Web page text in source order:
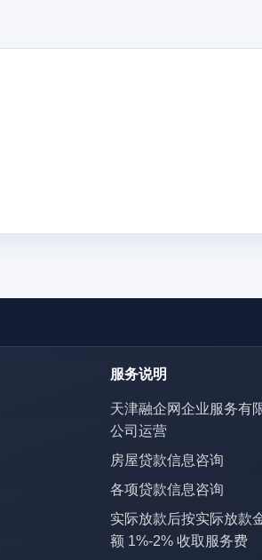
服务说明
天津融企网企业服务有
公司运营
房屋贷款信息咨询
各项贷款信息咨询
实际放款后按实际放款
额 1%-2% 收取服务费